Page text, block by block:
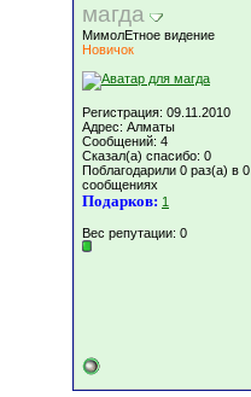
магда
МимолЕтное видение
Новичок
Регистрация: 09.11.2010
Адрес: Алматы
Сообщений: 4
Сказал(а) спасибо: 0
Поблагодарили 0 раз(а) в 0
сообщениях
Подарков: 1
Вес репутации: 0